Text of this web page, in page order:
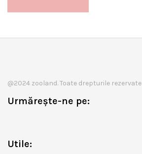
@2024 zooland. Toate drepturile rezervate
Urmărește-ne pe:
Utile: